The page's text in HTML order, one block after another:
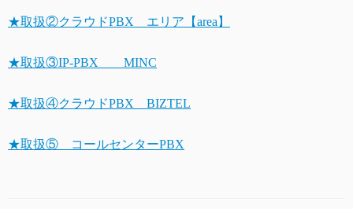
★取扱②クラウドPBX エリア【area】
★取扱③IP-PBX MINC
★取扱④クラウドPBX BIZTEL
★取扱⑤ コールセンターPBX